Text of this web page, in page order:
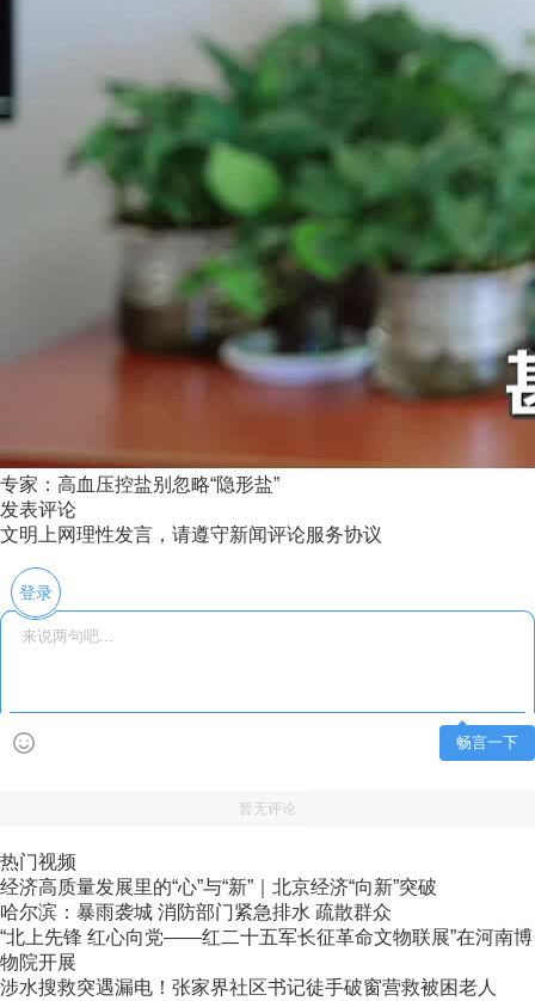
专家：高血压控盐别忽略“隐形盐”
发表评论
文明上网理性发言，请遵守新闻评论服务协议
登录
畅言一下
暂无评论
热门视频
经济高质量发展里的“心”与“新”｜北京经济“向新”突破
哈尔滨：暴雨袭城 消防部门紧急排水 疏散群众
“北上先锋 红心向党——红二十五军长征革命文物联展”在河南博
物院开展
涉水搜救突遇漏电！张家界社区书记徒手破窗营救被困老人